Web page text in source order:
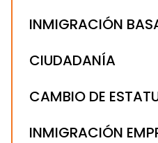
INMIGRACIÓN
CIUDADANÍA
CAMBIO DE
INMIGRACIÓN